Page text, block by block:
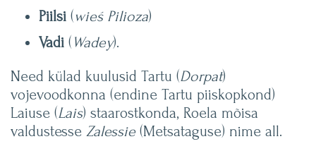
Piilsi (wieś Pilioza)
Vadi ( Wadey).
Need külad kuulusid Tartu (Dorpat)
vojevoodkonna (endine Tartu piiskopkond)
Laiuse (Lais) staarostkonda, Roela mõisa
valdustesse Zalessie(Metsataguse) nime all.